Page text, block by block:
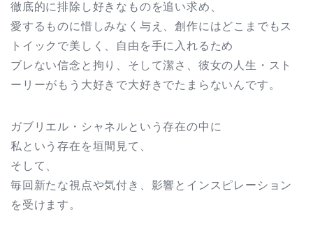
徹底的に排除し好きなものを追い求め、
愛するものに惜しみなく与え、創作にはどこまでもス
トイックで美しく、自由を手に入れるため
ブレない信念と拘り、そして潔さ、彼女の人生・スト
ーリーがもう大好きで大好きでたまらないんです。
ガブリエル・シャネルという存在の中に
私という存在を垣間見て、
そして、
毎回新たな視点や気付き、影響とインスピレーション
を受けます。